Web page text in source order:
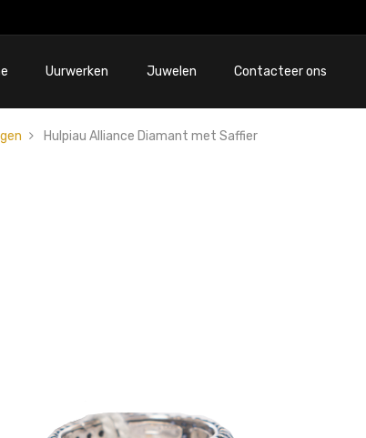
Uurwerken Juwelen Contacteer ons
Hulpiau Alliance Diamant met Saffier